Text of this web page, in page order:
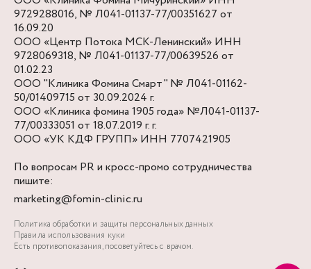
9729288016, № Л041-01137-77/00351627 от
16.09.20
ООО «Центр Потока МСК-Ленинский» ИНН
9728069318, № Л041-01137-77/00639526 от
01.02.23
ООО "Клиника Фомина Смарт" № Л041-01162-
50/01409715 от 30.09.2024 г.
ООО «Клиника фомина 1905 года» №Л041-01137-
77/00333051 от 18.07.2019 г. г.
ООО «УК КДФ ГРУПП» ИНН 7707421905
По вопросам PR и кросс-промо сотрудничества
пишите:
marketing@fomin-clinic.ru
Политика обработки и защиты персональных данных
Правила использования куки
Есть противопоказания, посоветуйтесь с врачом.